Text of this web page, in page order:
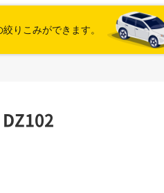
りこみができます。